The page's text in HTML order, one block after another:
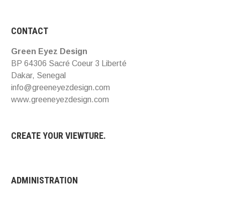
CONTACT
Green Eyez Design
BP 64306 Sacré Coeur 3 Liberté
Dakar, Senegal
info@greeneyezdesign.com
www.greeneyezdesign.com
CREATE YOUR VIEWTURE.
ADMINISTRATION